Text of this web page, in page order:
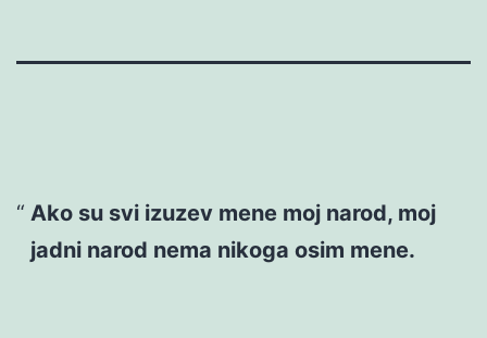
Ako su svi izuzev mene moj narod, moj
jadni narod nema nikoga osim mene.